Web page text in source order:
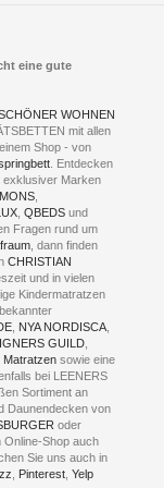
eine gute
WOHNEN
mit allen
Shop - von
. Entdecken
exklusiver Marken
,QBEDS und
Fragen rund um
, dann finden
CHRISTIAN
und in vielen
Kindermatratzen
bekannter
NYA NORDISCA
GUILD
Matratzen sowie eine
bei LEENERS
Sortiment an
Daunendecken von
oder
Online-Shop auch
Sie uns auch in
Pinterest ,Yelp